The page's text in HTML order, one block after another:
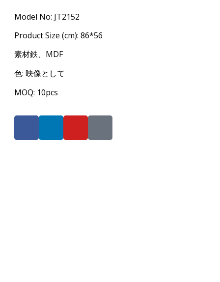
Model No: JT2152
Product Size (cm): 86*56
素材鉄、MDF
色: 映像として
MOQ: 10pcs